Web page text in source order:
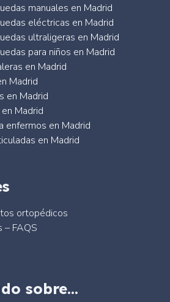
manuales en Madrid
eléctricas en Madrid
ultraligeras en Madrid
para niños en Madrid
en Madrid
Madrid
en Madrid
Madrid
enfermos en Madrid
en Madrid
ortopédicos
– FAQS
sobre…